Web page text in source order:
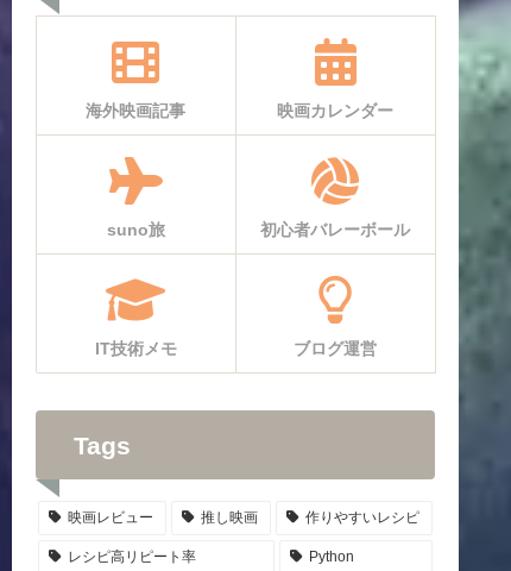
海外映画記事 映画カレンダー
suno旅 初心者バレーボール
IT技術メモ ブログ運営
Tags
映画レビュー 推し映画 作りやすいレシピ
レシピ高リピート率 Python